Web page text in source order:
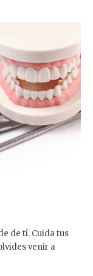
de tí. Cuida tus
venir a